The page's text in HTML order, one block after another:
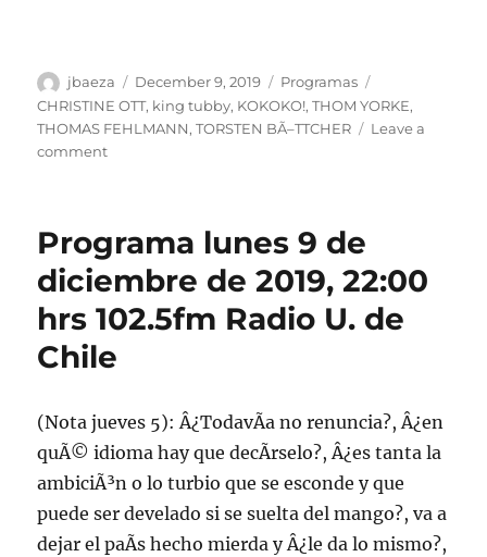
Author
jbaeza
Posted
on
December 9, 2019 Categories
Programas
CHRISTINE OTT, king tubby, KOKOKO!,THOM YORKE,
THOMAS FEHLMANN,TORSTEN BÃ–TTCHER
Leave a
commenton
de
diciembre
de
2019
Programa lunes 9 de
diciembre de 2019, 22:00
hrs 102.5fm Radio U. de
Chile
(Nota jueves 5): Â¿TodavÃ­a no renuncia?, Â¿en
quÃ© idioma hay que decÃ­rselo?, Â¿es tanta la
ambiciÃ³n o lo turbio que se esconde y que
puede ser develado si se suelta del mango?, va a
dejar el paÃ­s hecho mierda y Â¿le da lo mismo?,